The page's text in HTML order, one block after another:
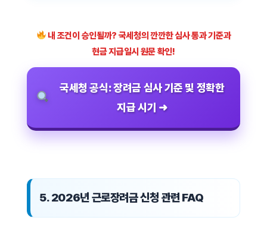
내 조건이 승인될까? 국세청의 깐깐한 심사 통과 기준과
현금 지급일시 원문 확인!
국세청 공식: 장려금 심사 기준 및 정확한
지급 시기 ➜
5. 2026년 근로장려금 신청 관련 FAQ